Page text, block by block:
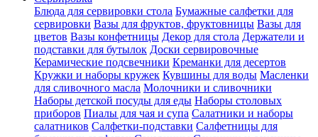
Блюда для сервировки стола Бумажные салфетки для
сервировки Вазы для фруктов, фруктовницы Вазы для
цветов Вазы конфетницы Декор для стола Держатели и
подставки для бутылок Доски сервировочные
Керамические подсвечники Креманки для десертов
Кружки и наборы кружек Кувшины для воды Масленки
для сливочного масла Молочники и сливочники
Наборы детской посуды для еды Наборы столовых
приборов Пиалы для чая и супа Салатники и наборы
салатников Салфетки-подставки Салфетницы для